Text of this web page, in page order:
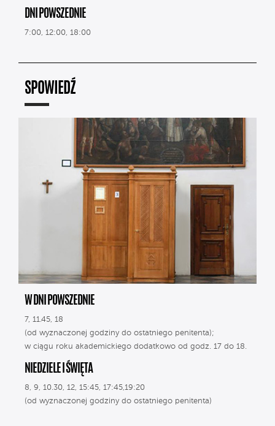
DNI POWSZEDNIE
7:00, 12:00, 18:00
SPOWIEDŹ
W DNI POWSZEDNIE
7, 11.45, 18
(od wyznaczonej godziny do ostatniego penitenta);
w ciągu roku akademickiego dodatkowo od godz. 17 do 18.
NIEDZIELE I ŚWIĘTA
8, 9, 10.30, 12, 15:45, 17:45,19:20
(od wyznaczonej godziny do ostatniego penitenta)